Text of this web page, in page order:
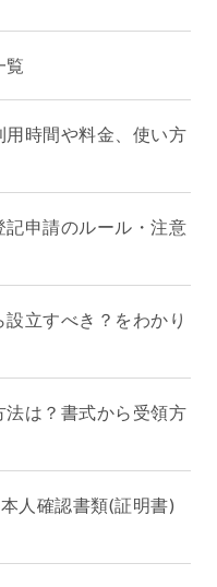
覧
時間や料金、使い方
申請のルール・注意
立すべき？をわかり
は？書式から受領方
人確認書類(証明書)